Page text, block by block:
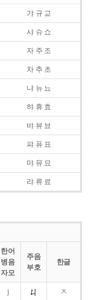
갸 규 교
샤 슈 쇼
자 주 조
차 추 초
냐 뉴 뇨
햐 휴 효
뱌 뷰 뵤
퍄 퓨 표
먀 뮤 묘
랴 류 료
한어
병음
자모
주음
부호
한글
j ㅈ